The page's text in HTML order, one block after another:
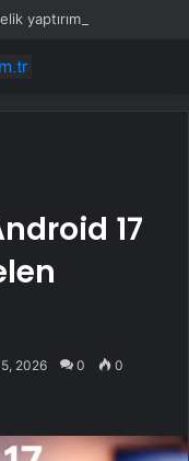
17
2026 0 0